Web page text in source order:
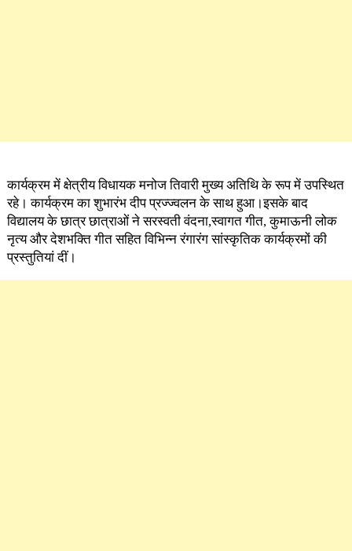
कार्यक्रम में क्षेत्रीय विधायक मनोज तिवारी मुख्य अतिथि के रूप में उपस्थित
रहे। कार्यक्रम का शुभारंभ दीप प्रज्ज्वलन के साथ हुआ।इसके बाद
विद्यालय के छात्र छात्राओं ने सरस्वती वंदना,स्वागत गीत, कुमाऊनी लोक
नृत्य और देशभक्ति गीत सहित विभिन्न रंगारंग सांस्कृतिक कार्यक्रमों की
प्रस्तुतियां दीं।